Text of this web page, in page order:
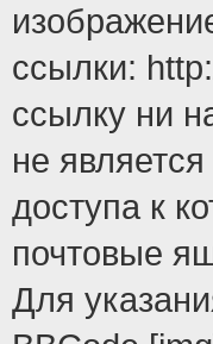
ссылки:
ссылку ни
не
доступа к
почтовые
Для